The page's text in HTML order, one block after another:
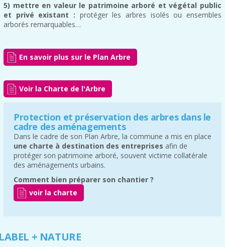
5) mettre en valeur le patrimoine arboré et végétal public
et privé existant : protéger les arbres isolés ou ensembles
arborés remarquables…
En savoir plus sur le Plan Arbre
Voir la Charte de l'Arbre
Protection et préservation des arbres dans le
cadre des aménagements
Dans le cadre de son Plan Arbre, la commune a mis en place
une charte à destination des entreprises afin de
protéger son patrimoine arboré, souvent victime collatérale
des aménagements urbains.
Comment bien préparer son chantier ?
voir la charte
+ NATURE